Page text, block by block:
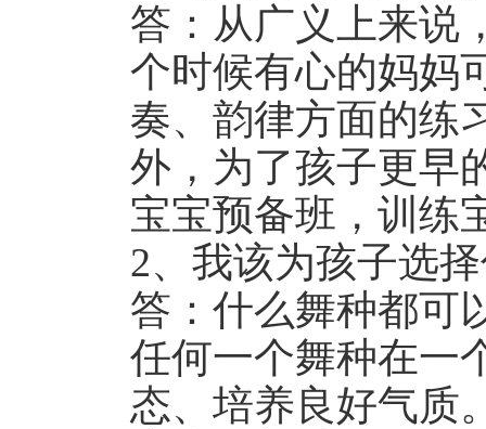
答：从广义上来说
个时候有心的妈妈
奏、韵律方面的练
外，为了孩子更早
宝宝预备班，训练
2、我该为孩子选
答：什么舞种都可
任何一个舞种在一
态、培养良好气质